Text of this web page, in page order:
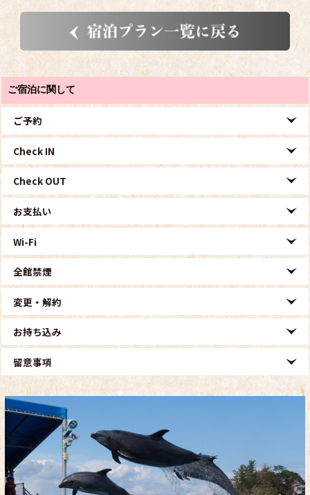
ご宿泊に関して
ご予約
Check IN
Check OUT
お支払い
Wi-Fi
全館禁煙
変更・解約
お持ち込み
留意事項